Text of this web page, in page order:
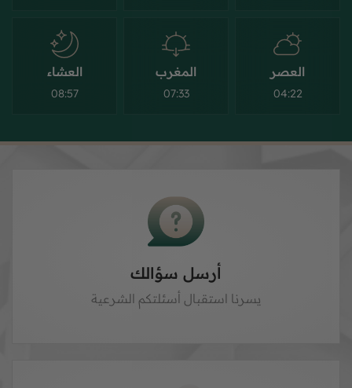
العصر
04:22
المغرب
07:33
العشاء
08:57
أرسل سؤالك
يسرنا استقبال أسئلتكم الشرعية